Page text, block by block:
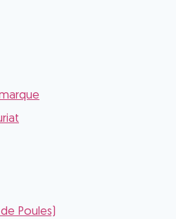
Poules)